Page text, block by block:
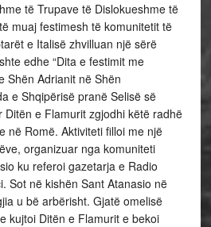
të Trupave të Dislokueshme të
muaj festimesh të komunitetit të
e Italisë zhvilluan një sërë
edhe “Dita e festimit me
Shën Adrianit në Shën
e Shqipërisë pranë Selisë së
e Flamurit zgjodhi këtë radhë
në Romë. Aktiviteti filloi me një
organizuar nga komuniteti
ku referoi gazetarja e Radio
Sot në kishën Sant Atanasio në
u bë arbërisht. Gjatë omelisë
kujtoi Ditën e Flamurit e bekoi